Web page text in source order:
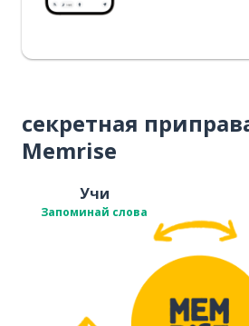
секретная
Memrise
Учи
Запоминай слова